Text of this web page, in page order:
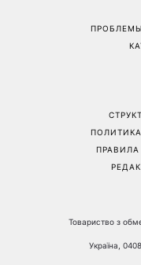
Товариство з
Україна,